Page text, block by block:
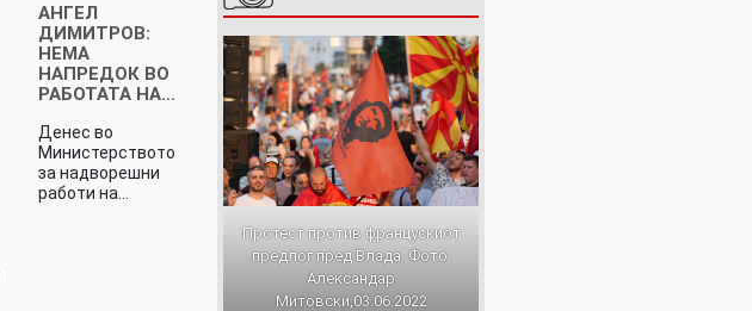
АНГЕЛ
ДИМИТРОВ:
НЕМА
НАПРЕДОК ВО
РАБОТАТА НА…
Денес во
Министерството
за надворешни
работи на…
Протест против францускиот
предлог пред Влада. Фото:
Александар
Митовски,03.06.2022